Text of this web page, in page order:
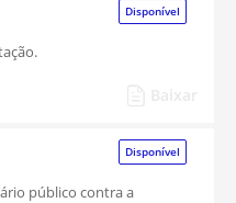
Disponível
Disponível
público contra a